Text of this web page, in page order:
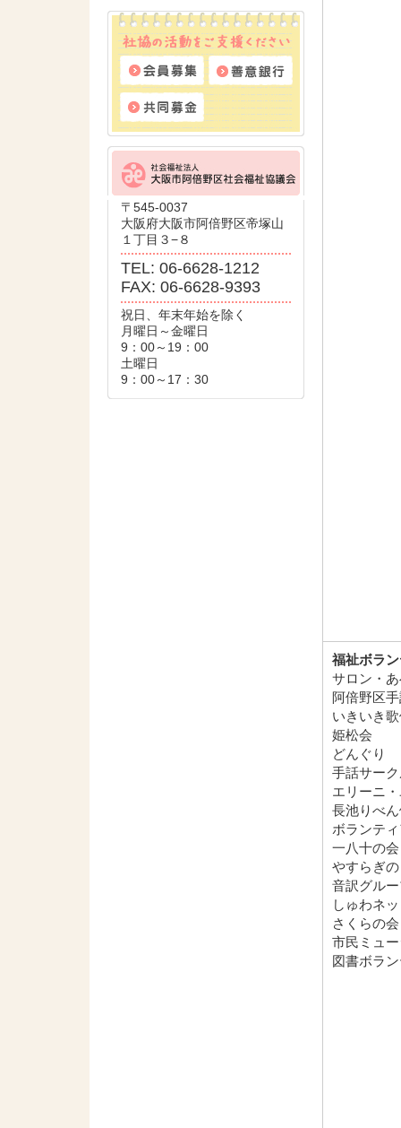
福祉ボラ
サロン・
阿倍野区
いきいき
姫松会
どんぐり
手話サー
エリーニ
長池りべ
ボランテ
一八十の会
やすらぎ
音訳グル
しゅわネ
さくらの会
市民ミュ
図書ボラ
〒545-0037
大阪府大阪市阿倍野区帝塚山
１丁目３−８
TEL: 06-6628-1212
FAX: 06-6628-9393
祝日、年末年始を除く
月曜日～金曜日
9：00～19：00
土曜日
9：00～17：30